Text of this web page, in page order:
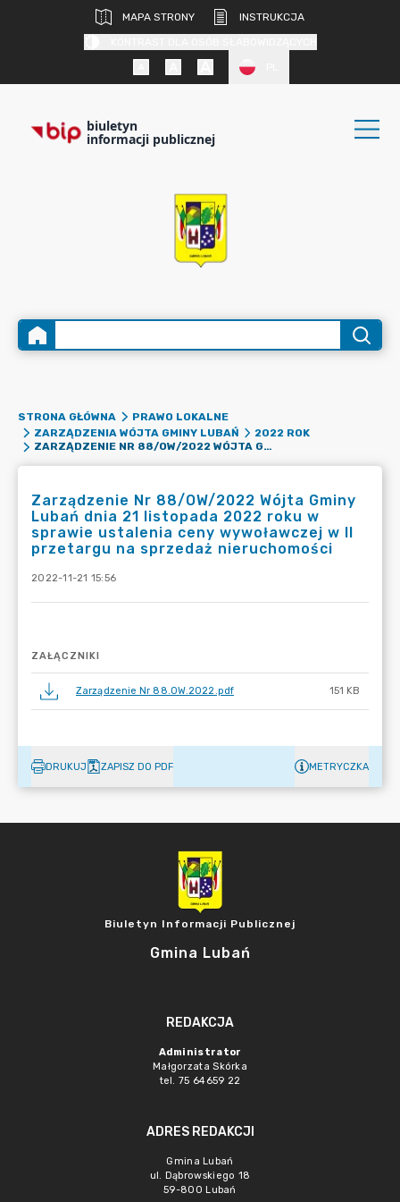
MAPA STRONY
INSTRUKCJA
biuletyn
informacji publicznej
STRONA GŁÓWNA
PRAWO LOKALNE
ZARZĄDZENIA WÓJTA GMINY LUBAŃ
2022 ROK
ZARZĄDZENIE NR 88/OW/2022 WÓJTA GMINY LUBAŃ DNIA 21 LISTOPADA 2022 ROKU W SPRAWIE USTALENIA CENY WYWOŁAWCZEJ W II PRZETARGU NA SPRZEDAŻ NIERUCHOMOŚCI
Zarządzenie Nr 88/OW/2022 Wójta Gminy
Lubań dnia 21 listopada 2022 roku w
sprawie ustalenia ceny wywoławczej w II
przetargu na sprzedaż nieruchomości
2022-11-21 15:56
ZAŁĄCZNIKI
Zarządzenie Nr 88.OW.2022.pdf 151 KB
DRUKUJ ZAPISZ DO PDF METRYCZKA
Biuletyn Informacji Publicznej
Gmina Lubań
REDAKCJA
Administrator
Małgorzata Skórka
tel. 75 64659 22
ADRES REDAKCJI
Gmina Lubań
ul. Dąbrowskiego 18
59-800 Lubań